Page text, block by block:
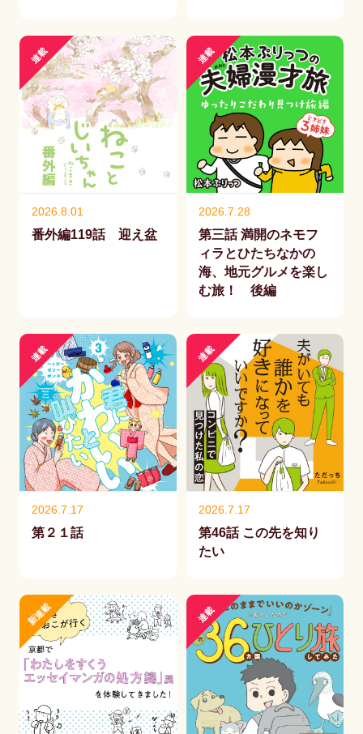
連載
2026.8.01
番外編119話 迎え盆
連載
2026.7.28
第三話 満開のネモフ
ィラとひたちなかの
海、地元グルメを楽し
む旅！ 後編
連載
2026.7.17
第２１話
連載
2026.7.17
第46話 この先を知り
たい
新連載 連載